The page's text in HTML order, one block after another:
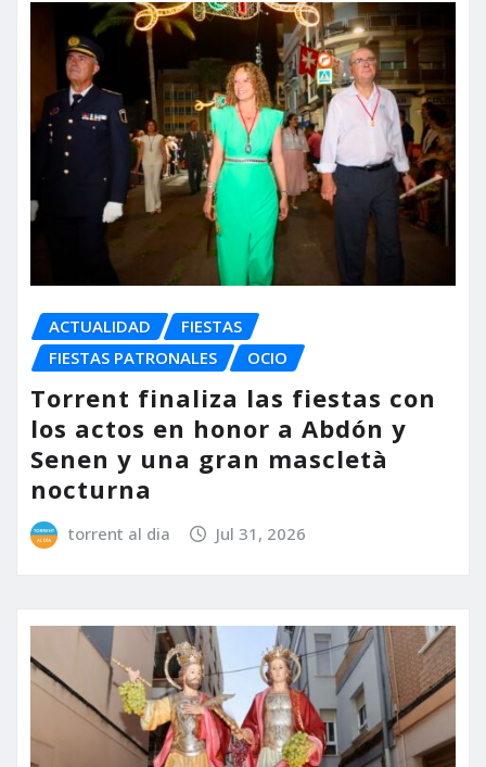
ACTUALIDAD
FIESTAS
FIESTAS PATRONALES
OCIO
Torrent finaliza las fiestas con
los actos en honor a Abdón y
Senen y una gran mascletà
nocturna
torrent al dia Jul 31, 2026